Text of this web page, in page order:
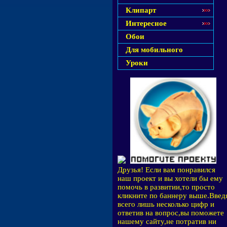
Клипарт
Интересное
Обои
Для мобильного
Уроки
Друзья! Если вам понравился
наш проект и вы хотели бы ему
помочь в развитии,то просто
кликните по баннеру
всего лишь несколько цифр и
ответив на вопрос,вы поможете
нашему сайту,не потратив ни